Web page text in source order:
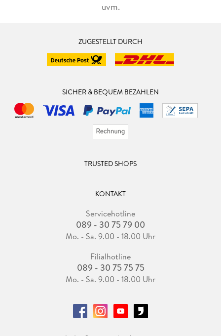
uvm.
ZUGESTELLT DURCH
SICHER & BEQUEM BEZAHLEN
TRUSTED SHOPS
KONTAKT
Servicehotline
089 - 30 75 79 00
Mo. - Sa. 9.00 - 18.00 Uhr
Filialhotline
089 - 30 75 75 75
Mo. - Sa. 9.00 - 18.00 Uhr